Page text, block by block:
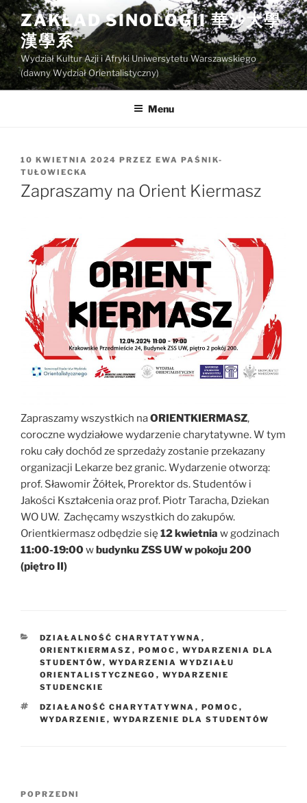
Przejdź
do
treści
ZAKŁAD SINOLOGII 華沙大學
漢學系
Wydział Kultur Azji i Afryki Uniwersytetu Warszawskiego
(dawny Wydział Orientalistyczny)
Menu
OPUBLIKOWANE
W
10 KWIETNIA 2024 PRZEZ EWA PAŚNIK-
TUŁOWIECKA
Zapraszamy na Orient Kiermasz
Zapraszamy wszystkich naORIENTKIERMASZ,
coroczne wydziałowe wydarzenie charytatywne. W tym
roku cały dochód ze sprzedaży zostanie przekazany
organizacji Lekarze bez granic. Wydarzenie otworzą:
prof. Sławomir Żółtek, Prorektor ds. Studentów i
Jakości Kształcenia oraz prof. Piotr Taracha, Dziekan
WO UW. Zachęcamy wszystkich do zakupów.
Orientkiermasz odbędzie się 12 kwietnia w godzinach
11:00-19:00wbudynku ZSS UW w pokoju 200
(piętro II)
KATEGORIE
DZIAŁALNOŚĆ CHARYTATYWNA ,
ORIENTKIERMASZ , POMOC , WYDARZENIA DLA
STUDENTÓW, WYDARZENIA WYDZIAŁU
ORIENTALISTYCZNEGO , WYDARZENIE
STUDENCKIE
TAGI
DZIAŁANOŚĆ CHARYTATYWNA , POMOC ,
WYDARZENIE , WYDARZENIE DLA STUDENTÓW
Nawigacja
Poprzedni
POPRZEDNI